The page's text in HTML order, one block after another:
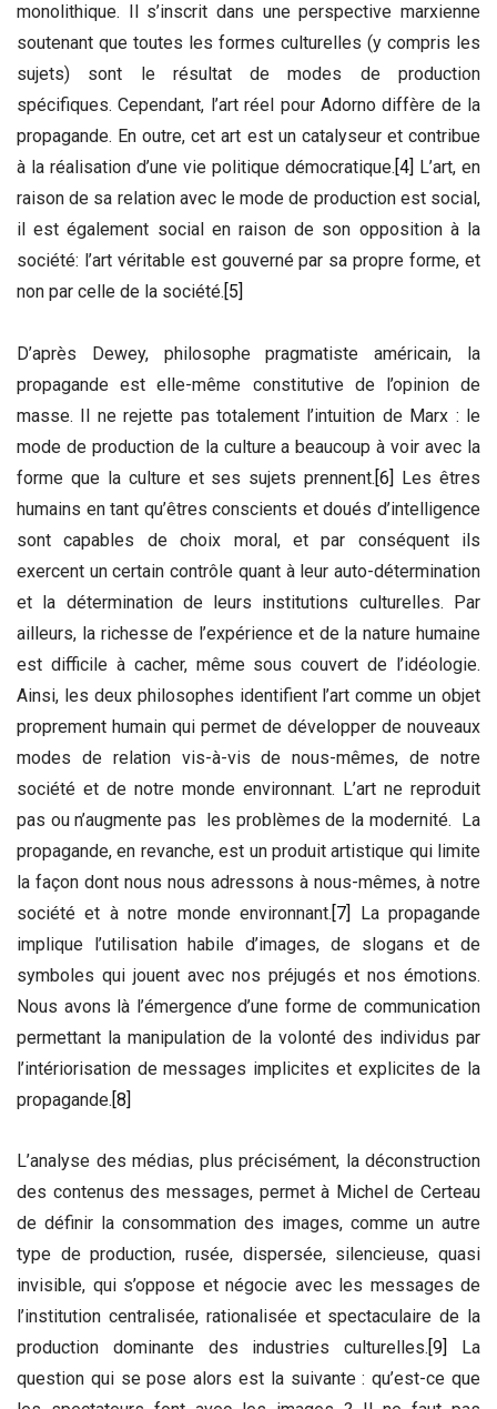
monolithique. Il s’inscrit dans une perspective marxienne
soutenant que toutes les formes culturelles (y compris les
sujets) sont le résultat de modes de production
spécifiques. Cependant, l’art réel pour Adorno diffère de la
propagande. En outre, cet art est un catalyseur et contribue
à la réalisation d’une vie politique démocratique. [4]
L’art, en
raison de sa relation avec le mode de production est social,
il est également social en raison de son opposition à la
société: l’art véritable est gouverné par sa propre forme, et
non par celle de la société. [5]
D’après Dewey, philosophe pragmatiste américain, la
propagande est elle-même constitutive de l’opinion de
masse. Il ne rejette pas totalement l’intuition de Marx : le
mode de production de la culture a beaucoup à voir avec la
forme que la culture et ses sujets prennent.[6] Les êtres
humains en tant qu’êtres conscients et doués d’intelligence
sont capables de choix moral, et par conséquent ils
exercent un certain contrôle quant à leur auto-détermination
et la détermination de leurs institutions culturelles. Par
ailleurs, la richesse de l’expérience et de la nature humaine
est difficile à cacher, même sous couvert de l’idéologie.
Ainsi, les deux philosophes identifient l’art comme un objet
proprement humain qui permet de développer de nouveaux
modes de relation vis-à-vis de nous-mêmes, de notre
société et de notre monde environnant. L’art ne reproduit
pas ou n’augmente pas les problèmes de la modernité. La
propagande, en revanche, est un produit artistique qui limite
la façon dont nous nous adressons à nous-mêmes, à notre
société et à notre monde environnant.[7]
La propagande
implique l’utilisation habile d’images, de slogans et de
symboles qui jouent avec nos préjugés et nos émotions.
Nous avons là l’émergence d’une forme de communication
permettant la manipulation de la volonté des individus par
l’intériorisation de messages implicites et explicites de la
propagande.[8]
L’analyse des médias, plus précisément, la déconstruction
des contenus des messages, permet à Michel de Certeau
de définir la consommation des images, comme un autre
type de production, rusée, dispersée, silencieuse, quasi
invisible, qui s’oppose et négocie avec les messages de
l’institution centralisée, rationalisée et spectaculaire de la
production dominante des industries culturelles.[9]
La
question qui se pose alors est la suivante : qu’est-ce que